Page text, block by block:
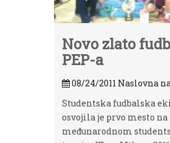
Novo zlato
PEP-a
08/24/2011 Naslovna
Studentska fudbalska
osvojila je prvo mesto na
međunarodnom